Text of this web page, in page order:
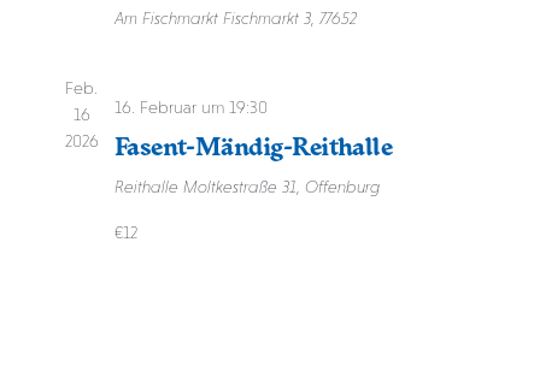
Am Fischmarkt Fischmarkt 3, 77652
Feb.
16
2026
16. Februar um 19:30
Fasent-Mändig-Reithalle
Reithalle Moltkestraße 31, Offenburg
€12